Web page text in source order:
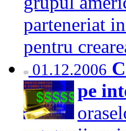
parteneriat
pentru
01.12.2006
pe